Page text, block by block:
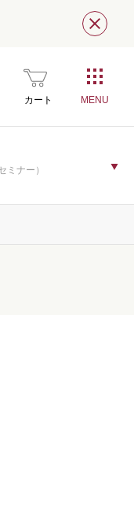
閉じ
カート
ミナー）